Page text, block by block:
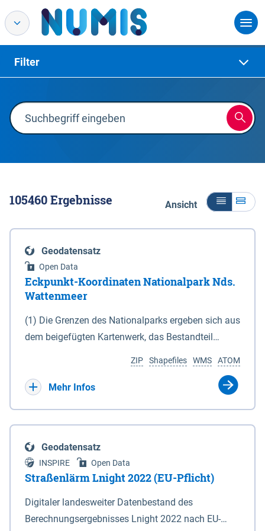
Filter
105460Ergebnisse Ansicht
Geodatensatz
Open Data
Eckpunkt-Koordinaten Nationalpark Nds.
Wattenmeer
(1) Die Grenzen des Nationalparks ergeben sich aus
dem beigefügten Kartenwerk, das Bestandteil
(DTK) im Maßstab 1 : 100 000 (Anlage 2), 2.
verkleinerte Amtliche Karte 1 : 5 000 (AK5) im
projizierte Koordinaten im Europäischen
Terrestrischen Referenzsystem 1989 (ETRS 89) mit
der Universalen Transversalen Mercator-Abbildung
bezogen auf die Zone 32 N (UTM 32N) dargestellt
(Anlage 4); Gleiches gilt für die geografischen
ATOM
WMS
Shapefiles
ZIP
Mehr Infos
Geodatensatz
INSPIRE Open Data
Straßenlärm Lnight 2022 (EU-Pflicht)
Digitaler landesweiter Datenbestand des
Berechnungsergebnisses Lnight 2022 nach EU-